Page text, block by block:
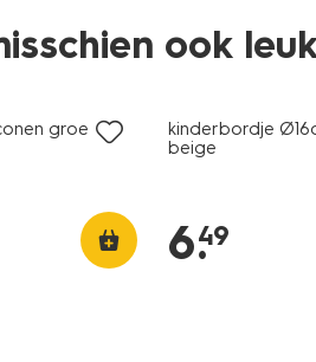
ook
groen
kinderbordje
beige
6.
49